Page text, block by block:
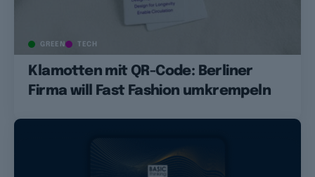
GREEN TECH
Klamotten mit QR-Code: Berliner
Firma will Fast Fashion umkrempeln